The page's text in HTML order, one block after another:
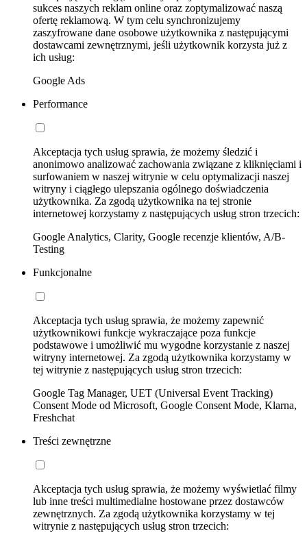
sukces naszych reklam online oraz zoptymalizować naszą
ofertę reklamową. W tym celu synchronizujemy
zaszyfrowane dane osobowe użytkownika z następującymi
dostawcami zewnętrznymi, jeśli użytkownik korzysta już z
ich usług:
Google Ads
Performance
Akceptacja tych usług sprawia, że możemy śledzić i
anonimowo analizować zachowania związane z kliknięciami i
surfowaniem w naszej witrynie w celu optymalizacji naszej
witryny i ciągłego ulepszania ogólnego doświadczenia
użytkownika. Za zgodą użytkownika na tej stronie
internetowej korzystamy z następujących usług stron trzecich:
Google Analytics, Clarity, Google recenzje klientów, A/B-
Testing
Funkcjonalne
Akceptacja tych usług sprawia, że możemy zapewnić
użytkownikowi funkcje wykraczające poza funkcje
podstawowe i umożliwić mu wygodne korzystanie z naszej
witryny internetowej. Za zgodą użytkownika korzystamy w
tej witrynie z następujących usług stron trzecich:
Google Tag Manager, UET (Universal Event Tracking)
Consent Mode od Microsoft, Google Consent Mode, Klarna,
Freshchat
Treści zewnętrzne
Akceptacja tych usług sprawia, że możemy wyświetlać filmy
lub inne treści multimedialne hostowane przez dostawców
zewnętrznych. Za zgodą użytkownika korzystamy w tej
witrynie z następujących usług stron trzecich: